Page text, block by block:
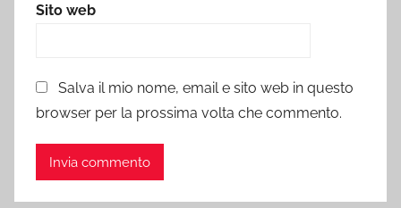
Sito web
Salva il mio nome, email e sito web in questo
browser per la prossima volta che commento.